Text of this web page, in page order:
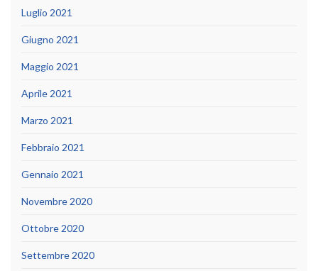
Luglio 2021
Giugno 2021
Maggio 2021
Aprile 2021
Marzo 2021
Febbraio 2021
Gennaio 2021
Novembre 2020
Ottobre 2020
Settembre 2020